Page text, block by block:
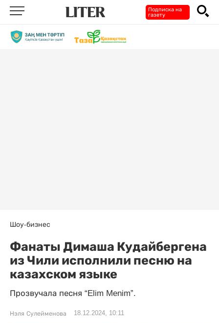
Подписка на
газету
Шоу-бизнес
Фанаты Димаша Кудайбергена
из Чили исполнили песню на
казахском языке
Прозвучала песня “Elim Menim”.
Нэля Сулейменова 18.12.2024, 10:11